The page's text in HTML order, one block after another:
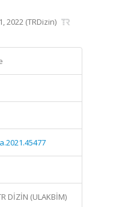
2022 (TRDizin)
DİZİN (ULAKBİM)